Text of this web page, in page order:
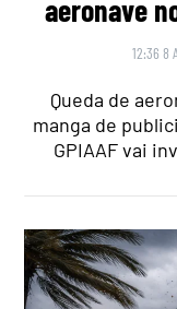
aeronave
12:36 8
Queda de
manga de
GPIAAF vai